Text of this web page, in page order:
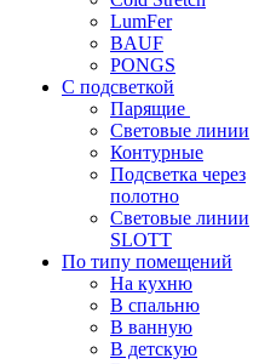
LumFer
BAUF
PONGS
С подсветкой
Парящие
Световые линии
Контурные
Подсветка через
полотно
Световые линии
SLOTT
По типу помещений
На кухню
В спальню
В ванную
В детскую